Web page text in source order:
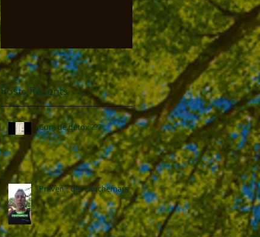
Posts Récents
Cure de détox ???
Prévenir des cauchemars